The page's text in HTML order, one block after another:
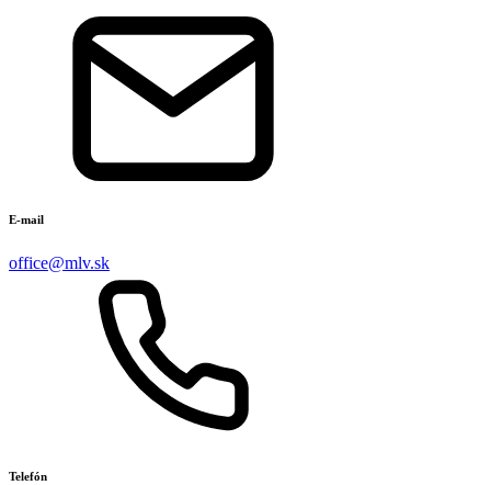
E-mail
office@mlv.sk
Telefón